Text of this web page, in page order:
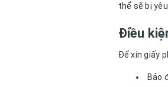
thể sẽ bị
Điều
Để xin giấy
Bảo